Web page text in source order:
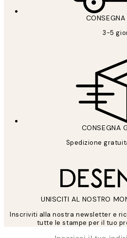
CONSEGNA
3-5
CONSEGNA
Spedizione
UNISCITI AL NOSTRO
Inscriviti alla nostra newsletter e
tutte le stampe per il tuo